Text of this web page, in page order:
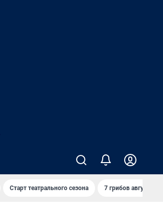
Старт театрального сезона 7 грибов августа